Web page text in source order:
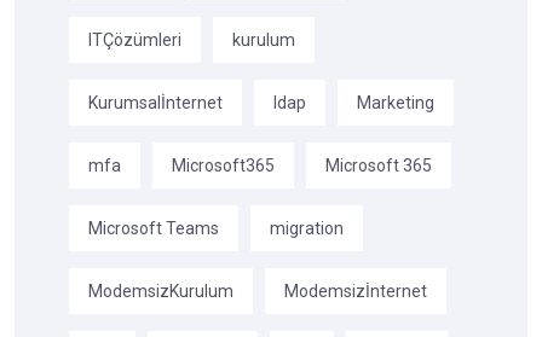
ITÇözümleri kurulum
Kurumsalİnternet ldap Marketing
mfa Microsoft365 Microsoft 365
Microsoft Teams migration
ModemsizKurulum Modemsizİnternet